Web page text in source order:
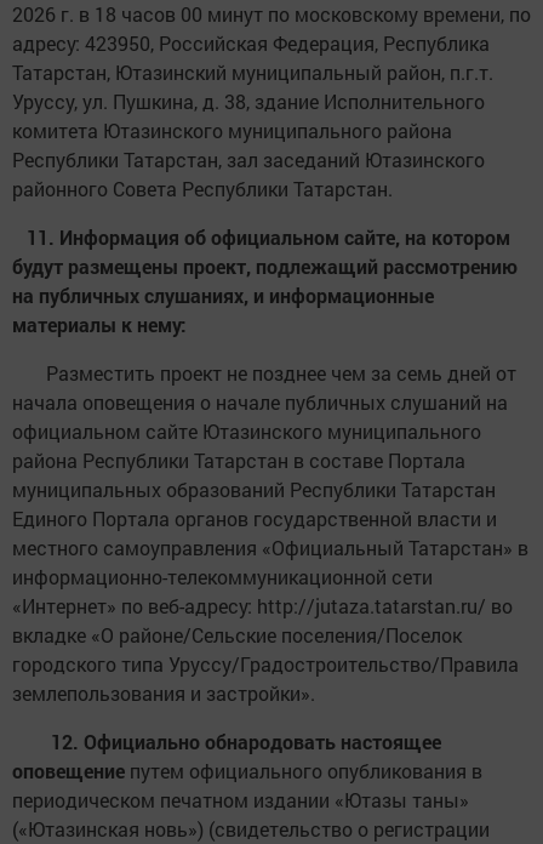
2026 г. в 18 часов 00 минут по московскому времени, по
адресу: 423950, Российская Федерация, Республика
Татарстан, Ютазинский муниципальный район, п.г.т.
Уруссу, ул. Пушкина, д. 38, здание Исполнительного
комитета Ютазинского муниципального района
Республики Татарстан, зал заседаний Ютазинского
районного Совета Республики Татарстан.
11. Информация об официальном сайте, на котором
будут размещены проект, подлежащий рассмотрению
на публичных слушаниях, и информационные
материалы к нему:
Разместить проект не позднее чем за семь дней от
начала оповещения о начале публичных слушаний на
официальном сайте Ютазинского муниципального
района Республики Татарстан в составе Портала
муниципальных образований Республики Татарстан
Единого Портала органов государственной власти и
местного самоуправления «Официальный Татарстан» в
информационно-телекоммуникационной сети
«Интернет» по веб-адресу: http://jutaza.tatarstan.ru/ во
вкладке «О районе/Сельские поселения/Поселок
городского типа Уруссу/Градостроительство/Правила
землепользования и застройки».
12. Официально обнародовать настоящее
оповещение путем официального опубликования в
периодическом печатном издании «Ютазы таны»
(«Ютазинская новь») (свидетельство о регистрации